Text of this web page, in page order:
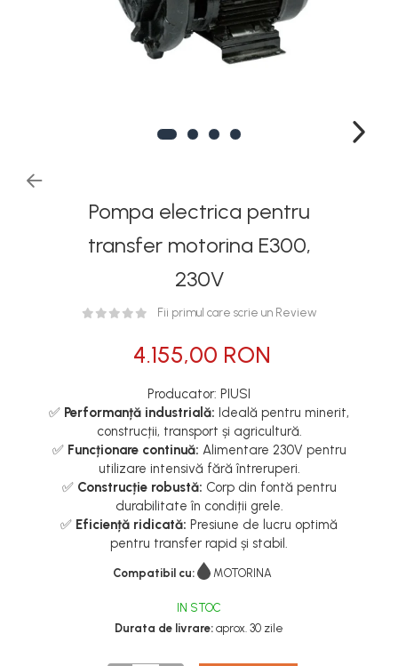
Rezervoare stationare
supraterane din plastic
Rezervoare stationare
Rezervoare fertilizanti
Pompa electrica pentru
transfer motorina E300,
230V
Fii primul care scrie un Review
4.155,00 RON
Producator: PIUSI
✅ Performanță industrială: Ideală pentru minerit,
construcții, transport și agricultură.
✅ Funcționare continuă: Alimentare 230V pentru
utilizare intensivă fără întreruperi.
✅ Construcție robustă: Corp din fontă pentru
durabilitate în condiții grele.
✅ Eficiență ridicată: Presiune de lucru optimă
pentru transfer rapid și stabil.
Compatibil cu: MOTORINA
IN STOC
Durata de livrare: aprox. 30 zile